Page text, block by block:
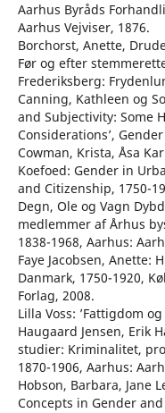
Aarhus Byråds
Aarhus Vejviser, 1876.
Borchorst, Anette,
Før og efter
Frederiksberg:
Canning, Kathleen og
and Subjectivity: Some
Considerations’,
Cowman, Krista, Åsa
Koefoed: Gender in
and Citizenship, 1750-
Degn, Ole og Vagn
medlemmer af Århus
1838-1968, Aarhus:
Faye Jacobsen,
Danmark, 1750-1920,
Forlag, 2008.
Lilla Voss: ’Fattigdom
Haugaard Jensen, Erik
studier: Kriminalitet,
1870-1906, Aarhus:
Hobson, Barbara, Jane
Concepts in Gender